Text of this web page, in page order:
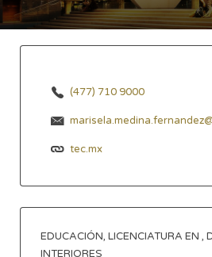
(477) 710 9000
tec.mx
EDUCACIÓN, LICENCIATURA EN ,
INTERIORES